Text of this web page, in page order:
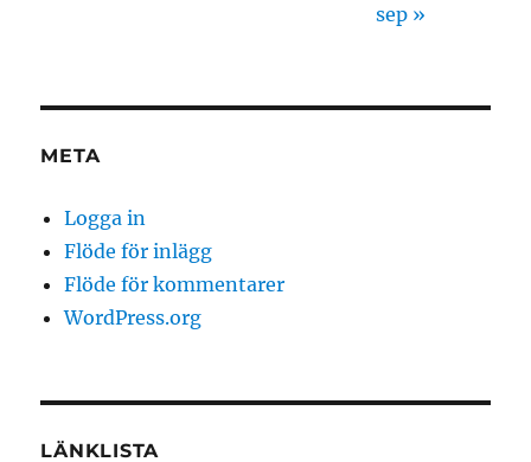
sep »
META
Logga in
Flöde för inlägg
Flöde för kommentarer
WordPress.org
LÄNKLISTA